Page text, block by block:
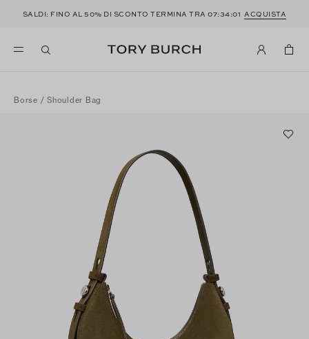
SALDI: FINO AL 50% DI SCONTO TERMINA TRA 07:34:00 ACQUISTA
Borse / Shoulder Bag